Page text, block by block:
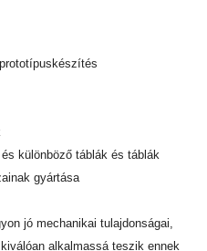
különböző táblák és táblák
gyártása
jó mechanikai tulajdonságai,
alkalmassá teszik ennek